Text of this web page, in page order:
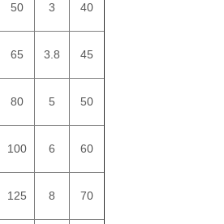
50 3
40
65 3.8
45
80 5
50
100 6
60
125 8
70